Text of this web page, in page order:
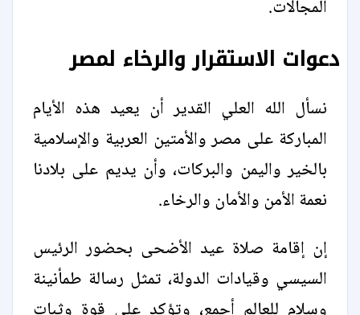
المجالات.
دعوات الاستقرار والرخاء لمصر
نسأل الله العلي القدير أن يعيد هذه الأيام
المباركة على مصر والأمتين العربية والإسلامية
بالخير واليمن والبركات، وأن يديم على بلادنا
نعمة الأمن والأمان والرخاء.
إن إقامة صلاة عيد الأضحى بحضور الرئيس
السيسي وقيادات الدولة، تمثل رسالة طمأنينة